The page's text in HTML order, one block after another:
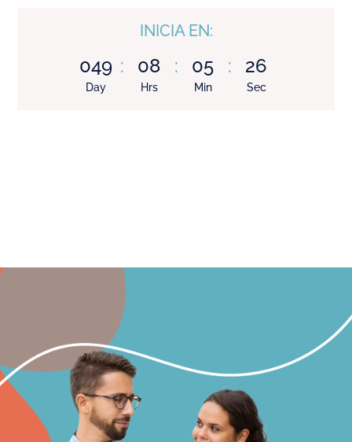
INICIA EN:
049
Day
: 08
Hrs
: 05
Min
: 25
Sec